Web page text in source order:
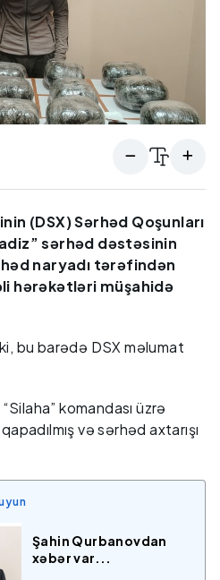
(DSX) Sərhəd Qoşunları
sərhəd dəstəsinin
naryadı tərəfindən
hərəkətləri müşahidə
bu barədə DSX məlumat
komandası üzrə
və sərhəd axtarışı
Şahin Qurbanovdan
xəbər var...